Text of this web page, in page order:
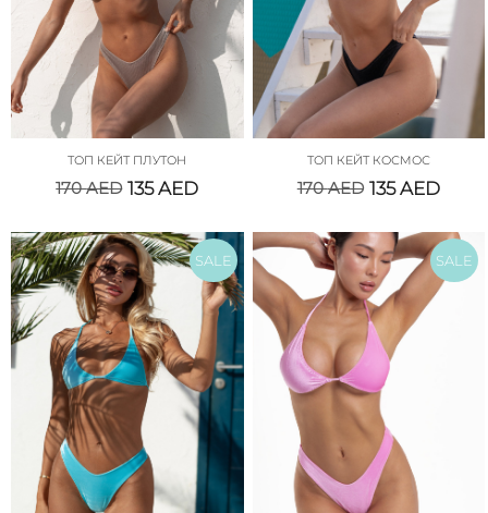
ТОП КЕЙТ ПЛУТОН
170AED 135AED
ТОП КЕЙТ КОСМОС
170AED 135AED
SALE SALE